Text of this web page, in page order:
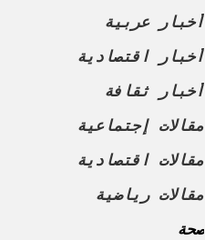
أخبار عربية
أخبار اقتصادية
أخبار ثقافة
مقالات إجتماعية
مقالات اقتصادية
مقالات رياضية
صحة